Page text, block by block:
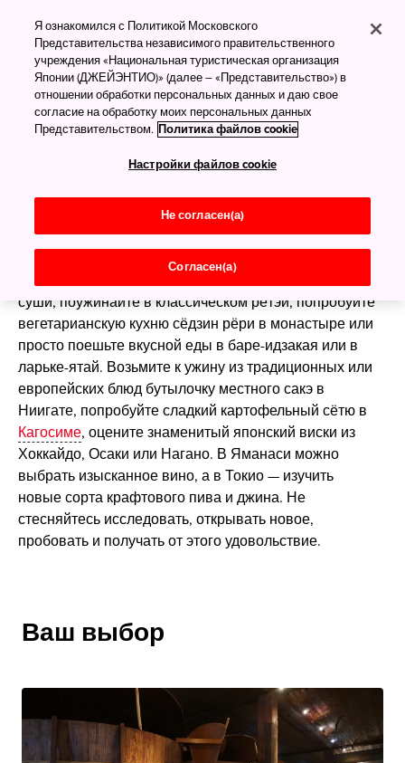
Еда и напитки в
Японии
Еда как искусство
Японскую кухню можно разделить на васёку
сомэн, тэмпура) и ёсёку (японские варианты
западной пищи — паста, омлет, тушёная говядина).
ХоккайдодоКюсюи
везде встречается огромное разнообразие блюд, в
том числе сезонных и отражающих местные
культурные особенности. Посидите за конвейером с
суши, поужинайте в классическом рётэй, попробуйте
вегетарианскую кухню сёдзин рёри в монастыре или
просто поешьте вкусной еды в баре-идзакая или в
ларьке-ятай. Возьмите к ужину из традиционных или
европейских блюд бутылочку местного сакэ в
Ниигате, попробуйте сладкий картофельный сётю в
Кагосиме, оцените знаменитый японский виски из
Хоккайдо, Осаки или Нагано. В Яманаси можно
выбрать изысканное вино, а в Токио — изучить
новые сорта крафтового пива и джина. Не
стесняйтесь исследовать, открывать новое,
пробовать и получать от этого удовольствие.
Ваш выбор
Я ознакомился с Политикой Московского
Представительства независимого правительственного
учреждения «Национальная туристическая организация
Японии (ДЖЕЙЭНТИО)» (далее – «Представительство») в
отношении обработки персональных данных и даю свое
согласие на обработку моих персональных данных
Представительством. Политика файлов cookie
Настройки файлов cookie
Не согласен(а)
Согласен(а)